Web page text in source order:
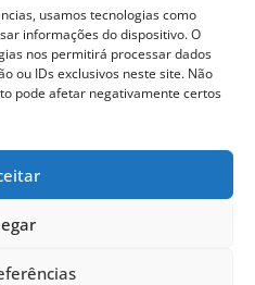
usamos tecnologias como
informações do dispositivo. O
nos permitirá processar dados
ou IDs exclusivos neste site. Não
pode afetar negativamente certos
060 - São Paulo | Brasil
do Envelhecimento.